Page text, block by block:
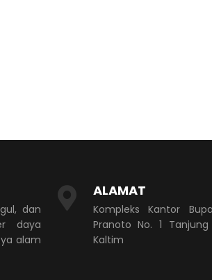
dan
daya
alam
ALAMAT
Kompleks Kantor
Pranoto No. 1
Kaltim